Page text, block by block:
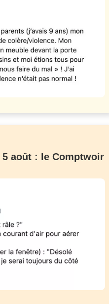
août : le Comptwoir